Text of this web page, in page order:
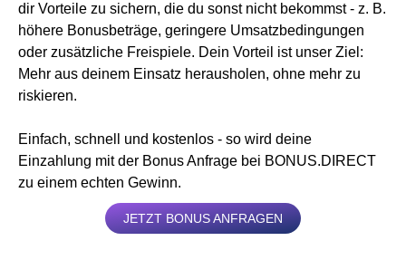
dir Vorteile zu sichern, die du sonst nicht bekommst - z. B.
höhere Bonusbeträge, geringere Umsatzbedingungen
oder zusätzliche Freispiele. Dein Vorteil ist unser Ziel:
Mehr aus deinem Einsatz herausholen, ohne mehr zu
riskieren.
Einfach, schnell und kostenlos - so wird deine
Einzahlung mit der Bonus Anfrage bei BONUS.DIRECT
zu einem echten Gewinn.
JETZT BONUS ANFRAGEN